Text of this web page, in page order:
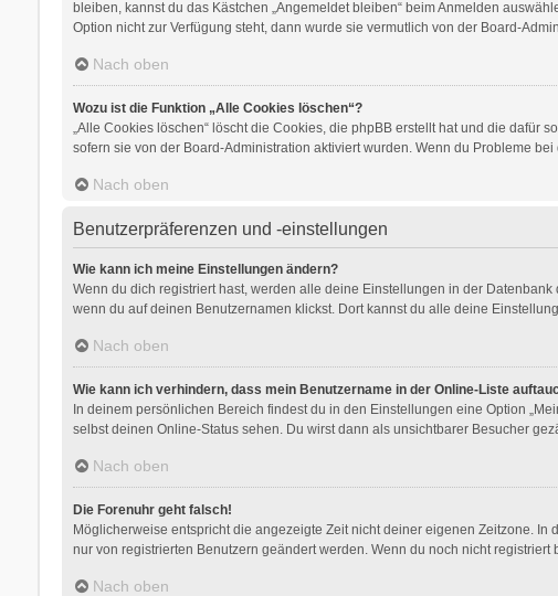
bleiben, kannst du das Kästchen „Angemeldet bleiben“ beim Anmelden
Option nicht zur Verfügung steht, dann wurde sie vermutlich von der Board-
Nach oben
Wozu ist die Funktion „Alle Cookies löschen“?
„Alle Cookies löschen“ löscht die Cookies, die phpBB erstellt hat und die dafür
sofern sie von der Board-Administration aktiviert wurden. Wenn du Probleme
Nach oben
Benutzerpräferenzen und -einstellungen
Wie kann ich meine Einstellungen ändern?
Wenn du dich registriert hast, werden alle deine Einstellungen in der
wenn du auf deinen Benutzernamen klickst. Dort kannst du alle deine
Nach oben
Wie kann ich verhindern, dass mein Benutzername in der Online-Liste
In deinem persönlichen Bereich findest du in den Einstellungen eine Option
selbst deinen Online-Status sehen. Du wirst dann als unsichtbarer Besucher
Nach oben
Die Forenuhr geht falsch!
Möglicherweise entspricht die angezeigte Zeit nicht deiner eigenen Zeitzone.
nur von registrierten Benutzern geändert werden. Wenn du noch nicht registriert
Nach oben